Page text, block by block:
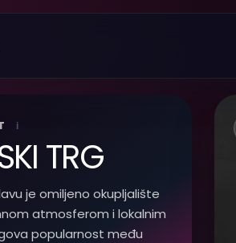
i
TRG
je omiljeno okupljalište
atmosferom i lokalnim
popularnost među